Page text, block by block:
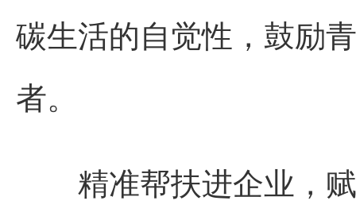
碳生活的自觉性，鼓励
者。
精准帮扶进企业，赋